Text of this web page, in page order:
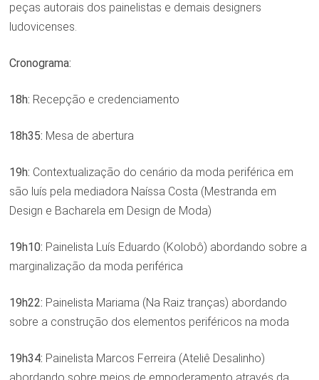
peças autorais dos painelistas e demais designers
ludovicenses.
Cronograma:
18h: Recepção e credenciamento
18h35: Mesa de abertura
19h: Contextualização do cenário da moda periférica em
são luís pela mediadora Naíssa Costa (Mestranda em
Design e Bacharela em Design de Moda)
19h10: Painelista Luís Eduardo (Kolobô) abordando sobre a
marginalização da moda periférica
19h22: Painelista Mariama (Na Raiz tranças) abordando
sobre a construção dos elementos periféricos na moda
19h34: Painelista Marcos Ferreira (Ateliê Desalinho)